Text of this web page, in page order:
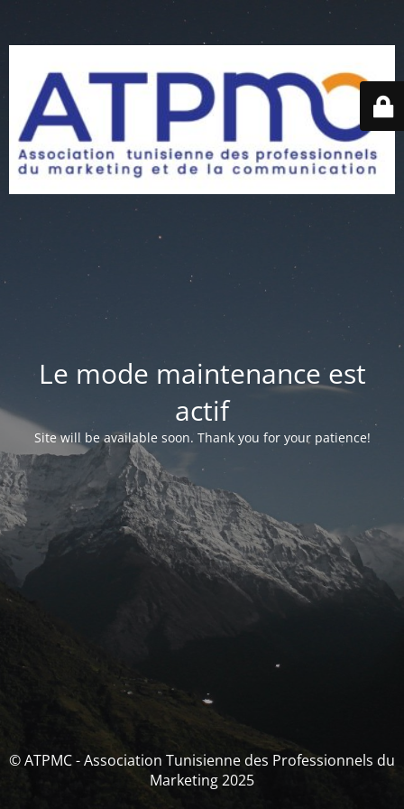
Le mode maintenance est
actif
Site will be available soon. Thank you for your patience!
© ATPMC - Association Tunisienne des Professionnels du
Marketing 2025